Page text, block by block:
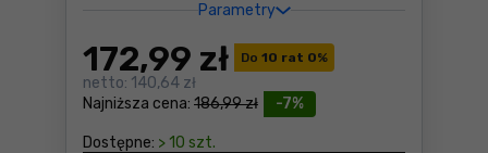
Parametry
Do 10 rat 0%
-7%
Najniższa cena: 186,99 zł
172,99 zł
netto: 140,64 zł
Dostępne: > 10 szt.